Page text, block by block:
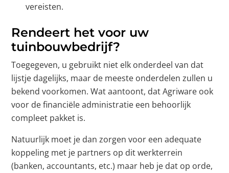
vereisten.
Rendeert het voor uw
tuinbouwbedrijf?
Toegegeven, u gebruikt niet elk onderdeel van dat
lijstje dagelijks, maar de meeste onderdelen zullen u
bekend voorkomen. Wat aantoont, dat Agriware ook
voor de financiële administratie een behoorlijk
compleet pakket is.
Natuurlijk moet je dan zorgen voor een adequate
koppeling met je partners op dit werkterrein
(banken, accountants, etc.) maar heb je dat op orde,